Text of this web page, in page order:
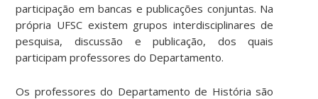
participação em bancas e publicações conjuntas. Na
própria UFSC existem grupos interdisciplinares de
pesquisa, discussão e publicação, dos quais
participam professores do Departamento.
Os professores do Departamento de História são